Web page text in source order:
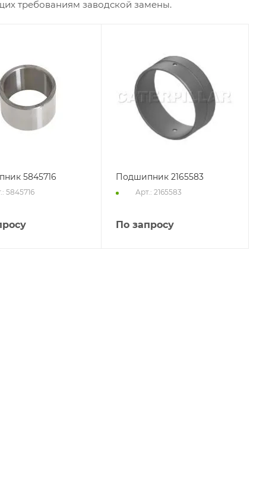
требованиям заводской замены.
5845716
5845716
Подшипник 2165583
Арт.: 2165583
По запросу